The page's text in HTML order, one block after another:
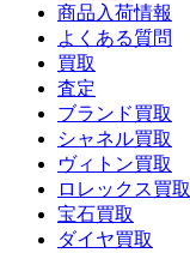
商品入荷情報
よくある質問
買取
査定
ブランド買取
シャネル買取
ヴィトン買取
ロレックス買取
宝石買取
ダイヤ買取